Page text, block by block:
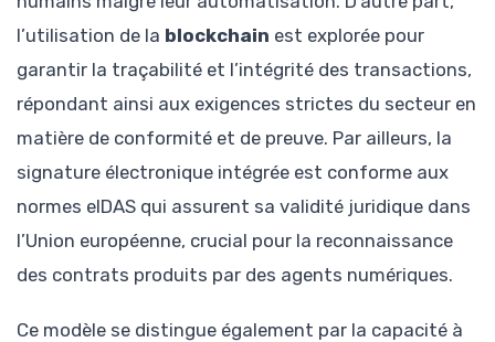
l’utilisation de la blockchain est explorée pour
garantir la traçabilité et l’intégrité des transactions,
répondant ainsi aux exigences strictes du secteur en
matière de conformité et de preuve. Par ailleurs, la
signature électronique intégrée est conforme aux
normes eIDAS qui assurent sa validité juridique dans
l’Union européenne, crucial pour la reconnaissance
des contrats produits par des agents numériques.
Ce modèle se distingue également par la capacité à